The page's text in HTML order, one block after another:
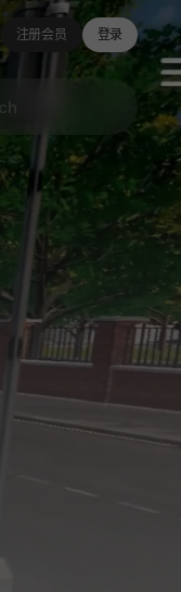
注册会员 登录